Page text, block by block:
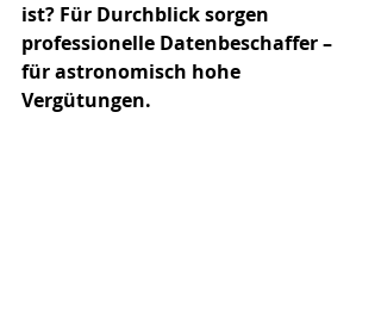
ist? Für Durchblick sorgen
professionelle Datenbeschaffer –
für astronomisch hohe
Vergütungen.